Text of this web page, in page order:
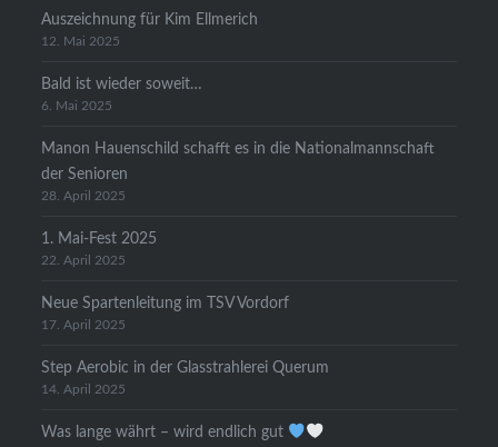
Auszeichnung für Kim Ellmerich
12. Mai 2025
Bald ist wieder soweit…
6. Mai 2025
Manon Hauenschild schafft es in die Nationalmannschaft
der Senioren
28. April 2025
1. Mai-Fest 2025
22. April 2025
Neue Spartenleitung im TSV Vordorf
17. April 2025
Step Aerobic in der Glasstrahlerei Querum
14. April 2025
Was lange währt – wird endlich gut